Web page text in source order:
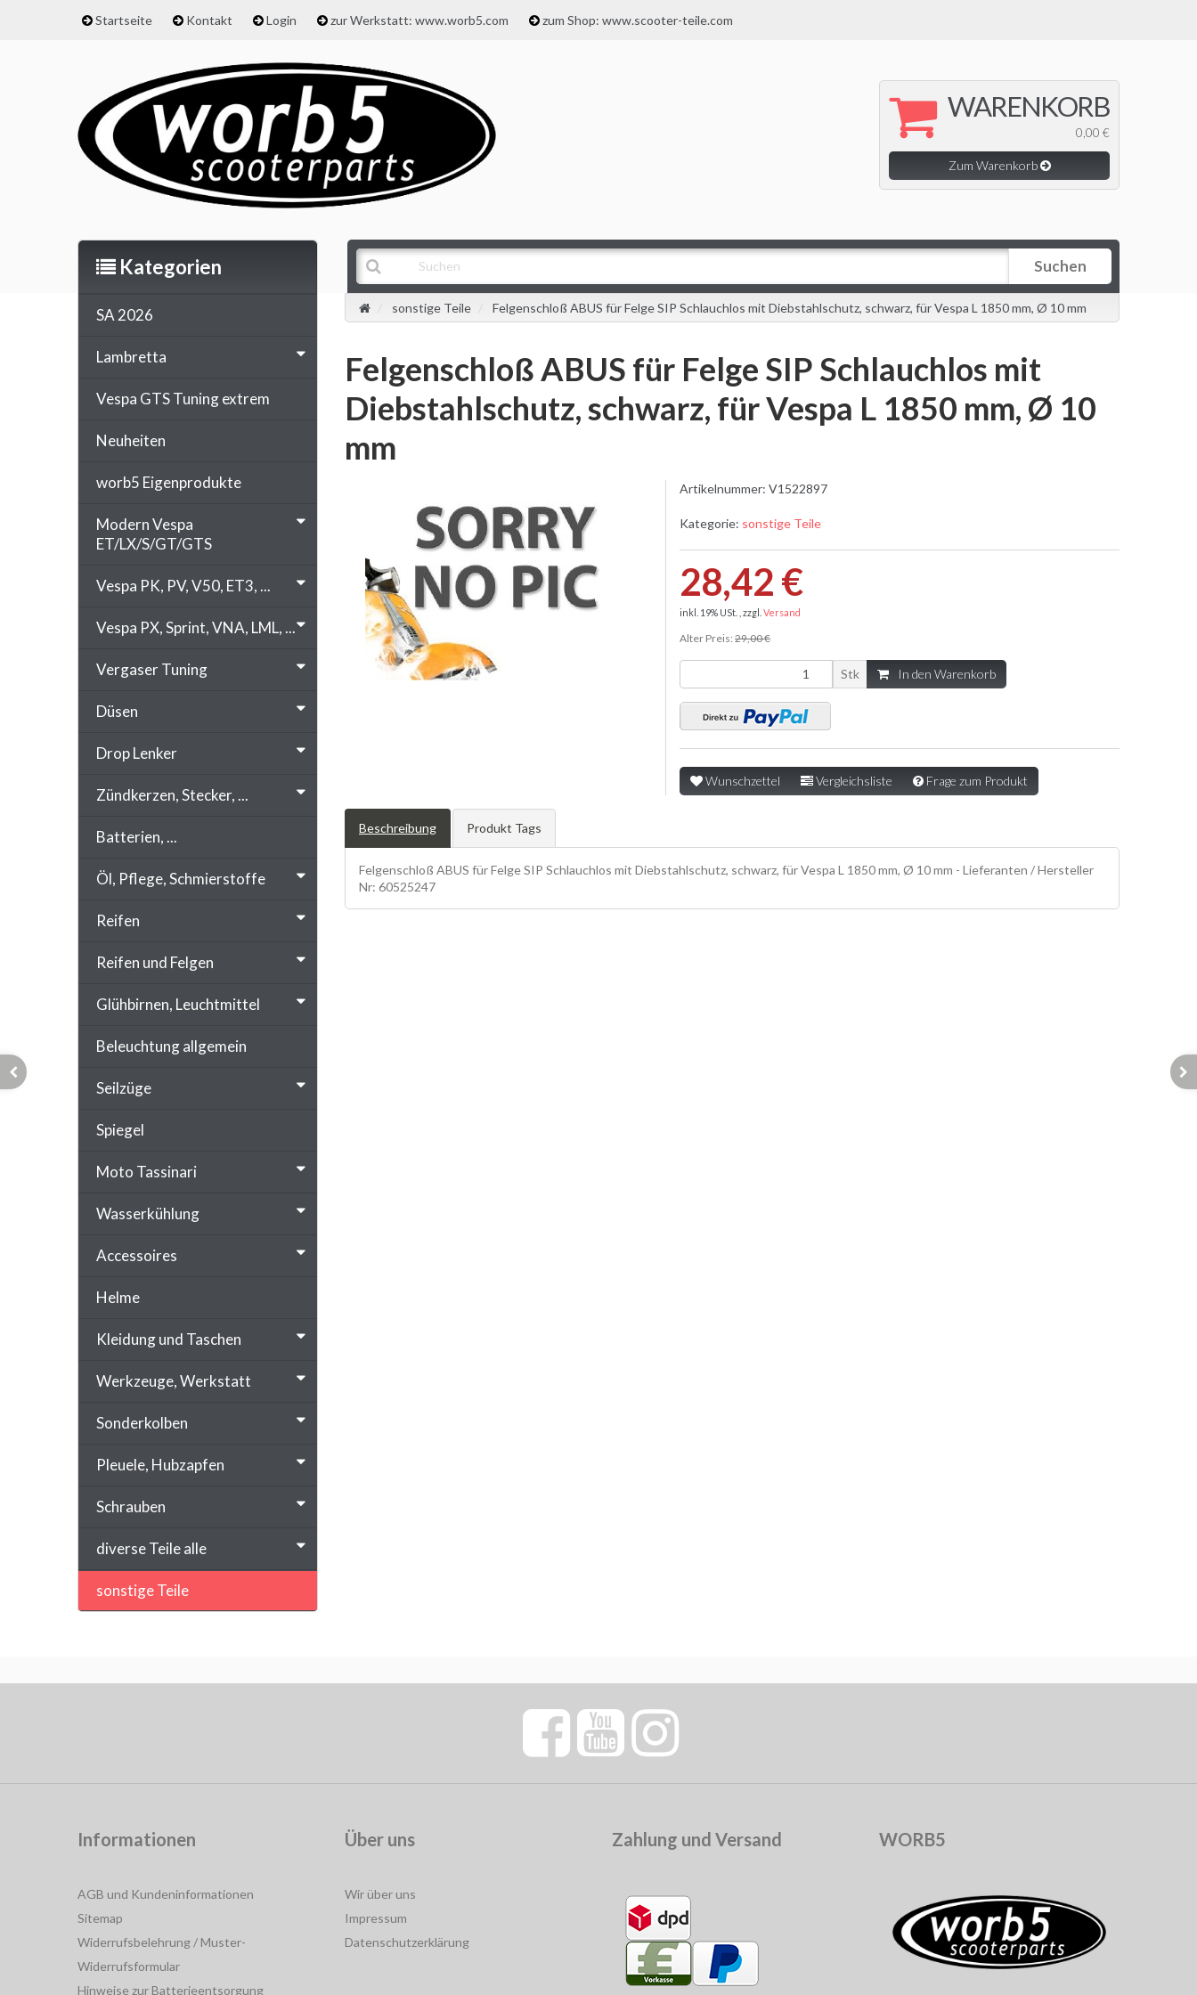
Startseite Kontakt Login zur Werkstatt: www.worb5.com zum Shop: www.scooter-teile.com
WARENKORB
0,00 €
Zum Warenkorb
Suchen
sonstige Teile Felgenschloß ABUS für Felge SIP Schlauchlos mit Diebstahlschutz, schwarz, für Vespa L 1850 mm, Ø 10 mm
Felgenschloß ABUS für Felge SIP Schlauchlos mit
Diebstahlschutz, schwarz, für Vespa L 1850 mm, Ø 10
mm
Artikelnummer: V1522897
Kategorie: sonstige Teile
28,42 €
inkl. 19% USt. , zzgl. Versand
Alter Preis: 29,00 €
Stk In den Warenkorb
Wunschzettel Vergleichsliste Frage zum Produkt
Beschreibung Produkt Tags
Felgenschloß ABUS für Felge SIP Schlauchlos mit Diebstahlschutz, schwarz, für Vespa L 1850 mm, Ø 10 mm - Lieferanten / Hersteller
Nr: 60525247
Kategorien
SA 2026
Lambretta
Vespa GTS Tuning extrem
Neuheiten
worb5 Eigenprodukte
Modern Vespa
ET/LX/S/GT/GTS
Vespa PK, PV, V50, ET3, ...
Vespa PX, Sprint, VNA, LML, ...
Vergaser Tuning
Düsen
Drop Lenker
Zündkerzen, Stecker, ...
Batterien, ...
Öl, Pflege, Schmierstoffe
Reifen
Reifen und Felgen
Glühbirnen, Leuchtmittel
Beleuchtung allgemein
Seilzüge
Spiegel
Moto Tassinari
Wasserkühlung
Accessoires
Helme
Kleidung und Taschen
Werkzeuge, Werkstatt
Sonderkolben
Pleuele, Hubzapfen
Schrauben
diverse Teile alle
sonstige Teile
Informationen
AGB und Kundeninformationen
Sitemap
Widerrufsbelehrung / Muster-
Widerrufsformular
Hinweise zur Batterieentsorgung
Über uns
Wir über uns
Impressum
Datenschutzerklärung
Zahlung und Versand WORB5